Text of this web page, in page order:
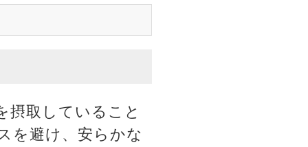
摂取していること
を避け、安らかな